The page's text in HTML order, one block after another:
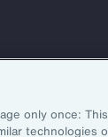
van ons
only once:
technologies